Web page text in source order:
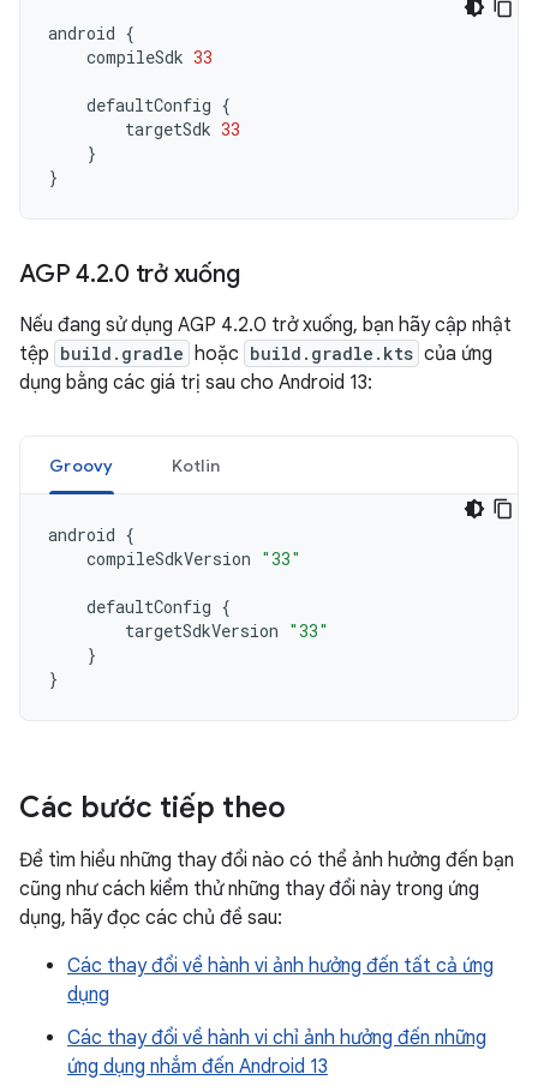
android {
compileSdk 33
defaultConfig {
targetSdk 33
}
}
AGP 4.2.0 trở xuống
Nếu đang sử dụng AGP 4.2.0 trở xuống, bạn hãy cập nhật
tệp build.gradle hoặc build.gradle.kts của ứng
dụng bằng các giá trị sau cho Android 13:
Groovy Kotlin
android {
compileSdkVersion "33"
defaultConfig {
targetSdkVersion "33"
}
}
Các bước tiếp theo
Để tìm hiểu những thay đổi nào có thể ảnh hưởng đến bạn
cũng như cách kiểm thử những thay đổi này trong ứng
dụng, hãy đọc các chủ đề sau:
Các thay đổi về hành vi ảnh hưởng đến tất cả ứng
dụng
Các thay đổi về hành vi chỉ ảnh hưởng đến những
ứng dụng nhắm đến Android 13